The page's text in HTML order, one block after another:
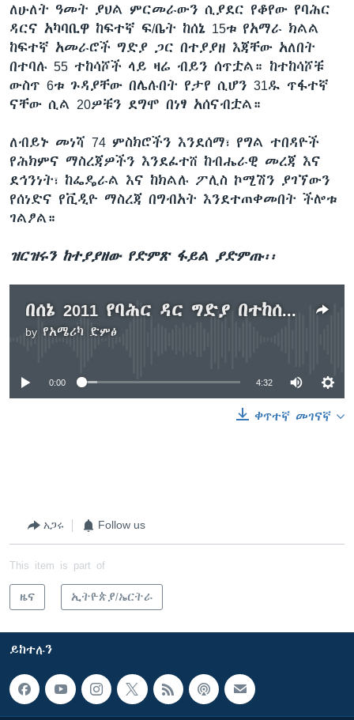
ለሁለት ዓመት ያህል ምርመራውን ሲያደር የቆየው የባሕር
ዳርና አካባቢዋ ከፍተኛ ፍ/ቤት ከሰኔ 15ቱ የአማራ ክልል
ከፍተኛ አመራሮች ግድያ ጋር በተያያዘ እጃቸው አለበት
በተባሉ 55 ተከሳሾች ላይ ዛሬ ብይን ሰጥቷል። ከተከሳሾቹ
ውስጥ 6ቱ ጉዳያቸው በሌሉበት የታየ ሲሆን 31ዱ ጥፋተኛ
ናቸው ሲል 20ዎቹን ደግሞ በነፃ አሰናብቷል።
ለብይኑ መነሻ 74 ምስክሮችን እንደሰማ፣ የግል ተበዳዮች
የሕክምና ማስረጃዎችን እንደፈተሸ ከብሔራዊ መረጃ እና
ደኅንነት፣ ከፌዴራል እና ከክልሉ ፖሊስ ኮሚሽን ያገኘውን
የሰነድና የቪዲዮ ማስረጃ በግብአት እንደተጠቀመበት ችሎቱ
ገልፆል።
ዝርዝሩን ከተያያዘው የድምጽ ፋይል ያድምጡ፡፡
በሰኔ 2011 የባሕር ዳር ግድያ በተከሰሱ ላይ ብይን ተሰጠ
by የአሜሪካ ድምፅ
No media source currently available
0:00 4:32
ቀጥተኛ መገናኛ
አጋሩ Follow us
This item is part of
ዜና ኢትዮጵያ/ኤርትራ
ይከተሉን